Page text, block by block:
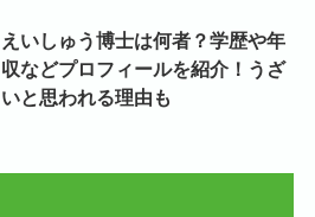
えいしゅう博士は何者？学歴や年
収などプロフィールを紹介！うざ
いと思われる理由も